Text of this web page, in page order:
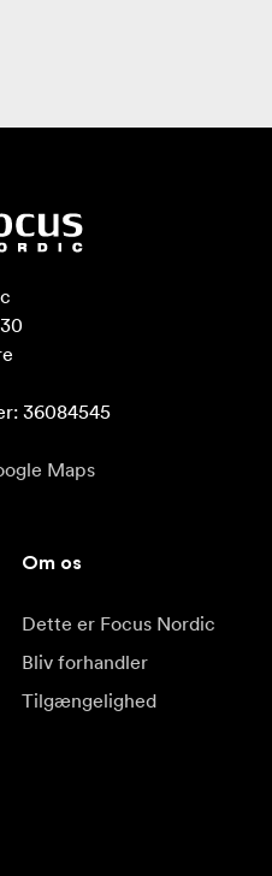
36084545
Maps
Om os
Dette er Focus Nordic
Bliv forhandler
Tilgængelighed